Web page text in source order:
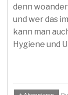
denn
und wer das
kann man
Hygiene und